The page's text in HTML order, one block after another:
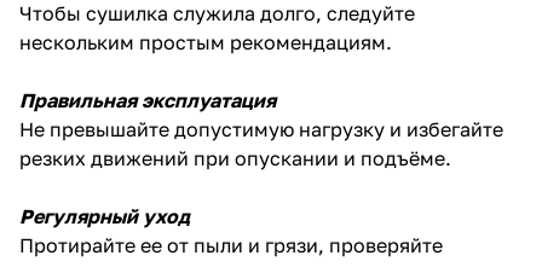
Чтобы сушилка служила долго, следуйте
нескольким простым рекомендациям.
Правильная эксплуатация
Не превышайте допустимую нагрузку и избегайте
резких движений при опускании и подъёме.
Регулярный уход
Протирайте ее от пыли и грязи, проверяйте